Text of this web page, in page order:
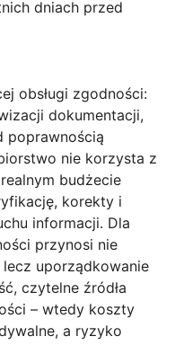
dniach przed
obsługi zgodności:
dokumentacji,
poprawnością
nie korzysta z
budżecie
korekty i
informacji. Dla
przynosi nie
uporządkowanie
czytelne źródła
– wtedy koszty
a ryzyko